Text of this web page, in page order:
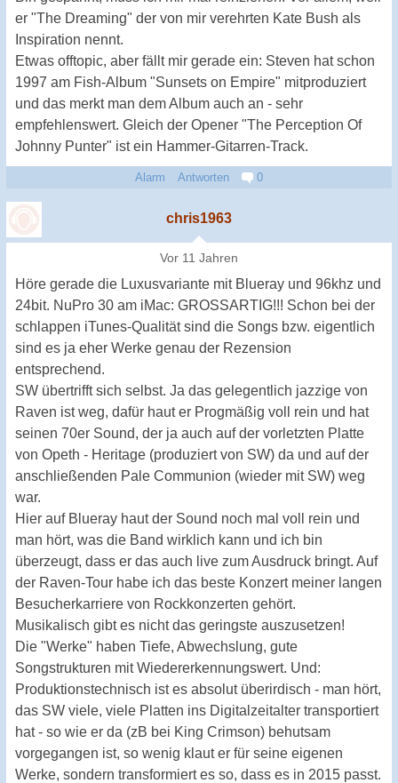
er "The Dreaming" der von mir verehrten Kate Bush als
Inspiration nennt.
Etwas offtopic, aber fällt mir gerade ein: Steven hat schon
1997 am Fish-Album "Sunsets on Empire" mitproduziert
und das merkt man dem Album auch an - sehr
empfehlenswert. Gleich der Opener "The Perception Of
Johnny Punter" ist ein Hammer-Gitarren-Track.
Alarm Antworten 0
chris1963
Vor 11 Jahren
Höre gerade die Luxusvariante mit Blueray und 96khz und
24bit. NuPro 30 am iMac: GROSSARTIG!!! Schon bei der
schlappen iTunes-Qualität sind die Songs bzw. eigentlich
sind es ja eher Werke genau der Rezension
entsprechend.
SW übertrifft sich selbst. Ja das gelegentlich jazzige von
Raven ist weg, dafür haut er Progmäßig voll rein und hat
seinen 70er Sound, der ja auch auf der vorletzten Platte
von Opeth - Heritage (produziert von SW) da und auf der
anschließenden Pale Communion (wieder mit SW) weg
war.
Hier auf Blueray haut der Sound noch mal voll rein und
man hört, was die Band wirklich kann und ich bin
überzeugt, dass er das auch live zum Ausdruck bringt. Auf
der Raven-Tour habe ich das beste Konzert meiner langen
Besucherkarriere von Rockkonzerten gehört.
Musikalisch gibt es nicht das geringste auszusetzen!
Die "Werke" haben Tiefe, Abwechslung, gute
Songstrukturen mit Wiedererkennungswert. Und:
Produktionstechnisch ist es absolut überirdisch - man hört,
das SW viele, viele Platten ins Digitalzeitalter transportiert
hat - so wie er da (zB bei King Crimson) behutsam
vorgegangen ist, so wenig klaut er für seine eigenen
Werke, sondern transformiert es so, dass es in 2015 passt.